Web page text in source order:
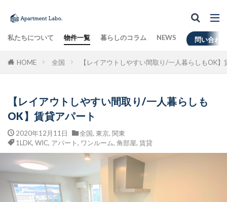
私たちについて 物件一覧 暮らしのコラム NEWS 問い合わせ
HOME 全国 【レイアウトしやすい間取り/一人暮らしもOK】
【レイアウトしやすい間取り/一人暮らしも
OK】賃貸アパート
2020年12月11日 全国, 東京, 関東
1LDK, WIC, アパート, ワンルーム, 角部屋, 賃貸